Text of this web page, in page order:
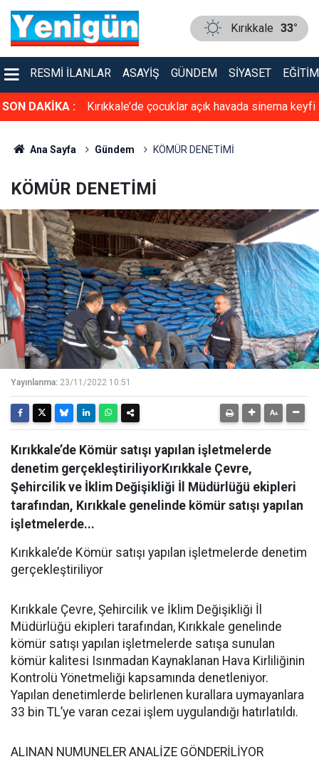
Kırıkkale 33°
RESMI İLANLAR ASAYIŞ GÜNDEM SIYASET EĞITIM
SON DAKİKA :
altında ölü Kırıkkale’de çocuklar açık havada sinema keyfi
Ana Sayfa Gündem KÖMÜR DENETİMİ
KÖMÜR DENETİMİ
Yayınlanma: 23/11/2022 10:51
Kırıkkale’de Kömür satışı yapılan işletmelerde
denetim gerçekleştiriliyorKırıkkale Çevre,
Şehircilik ve İklim Değişikliği İl Müdürlüğü ekipleri
tarafından, Kırıkkale genelinde kömür satışı yapılan
işletmelerde...
Kırıkkale’de Kömür satışı yapılan işletmelerde denetim
gerçekleştiriliyor
Kırıkkale Çevre, Şehircilik ve İklim Değişikliği İl
Müdürlüğü ekipleri tarafından, Kırıkkale genelinde
kömür satışı yapılan işletmelerde satışa sunulan
kömür kalitesi Isınmadan Kaynaklanan Hava Kirliliğinin
Kontrolü Yönetmeliği kapsamında denetleniyor.
Yapılan denetimlerde belirlenen kurallara uymayanlara
33 bin TL’ye varan cezai işlem uygulandığı hatırlatıldı.
ALINAN NUMUNELER ANALİZE GÖNDERİLİYOR